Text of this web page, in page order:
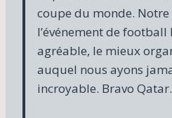
coupe du monde. Notre
l’événement de
agréable, le mieux
auquel nous ayons
incroyable. Bravo Qatar.